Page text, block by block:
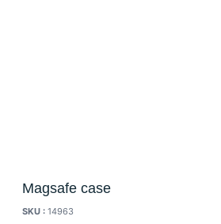
Magsafe case
SKU : 14963